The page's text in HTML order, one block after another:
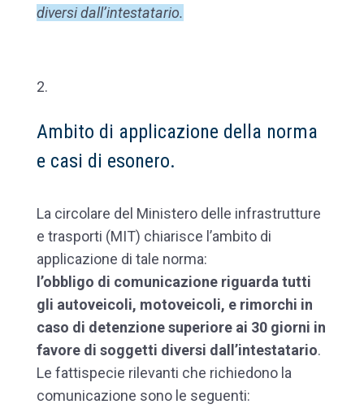
diversi dall’intestatario.
Ambito di applicazione della norma
e casi di esonero.
La circolare del Ministero delle infrastrutture
e trasporti (MIT) chiarisce l’ambito di
applicazione di tale norma:
l’obbligo di comunicazione riguarda tutti
gli autoveicoli, motoveicoli, e rimorchi in
caso di detenzione superiore ai 30 giorni in
favore di soggetti diversi dall’intestatario.
Le fattispecie rilevanti che richiedono la
comunicazione sono le seguenti: